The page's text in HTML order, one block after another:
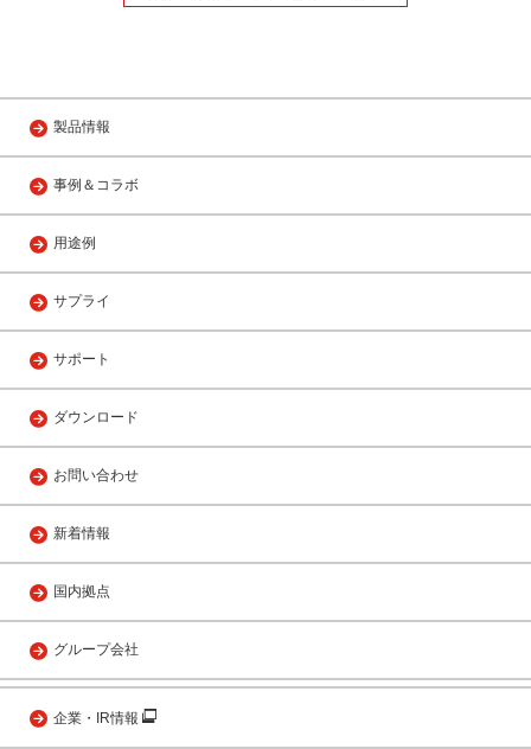
製品情報
事例＆コラボ
用途例
サプライ
サポート
ダウンロード
お問い合わせ
新着情報
国内拠点
グループ会社
企業・IR情報